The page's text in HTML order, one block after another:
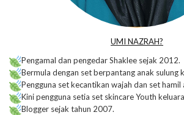
UMI NAZRAH?
Pengamal dan pengedar Shaklee sejak 2012.
Bermula dengan set berpantang anak sulung
Pengguna set kecantikan wajah dan set hamil
Kini pengguna setia set skincare Youth
Blogger sejak tahun 2007.